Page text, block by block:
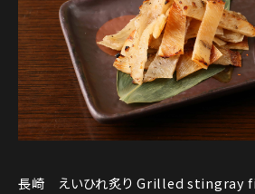
長崎 えいひれ炙り Grilled stingray